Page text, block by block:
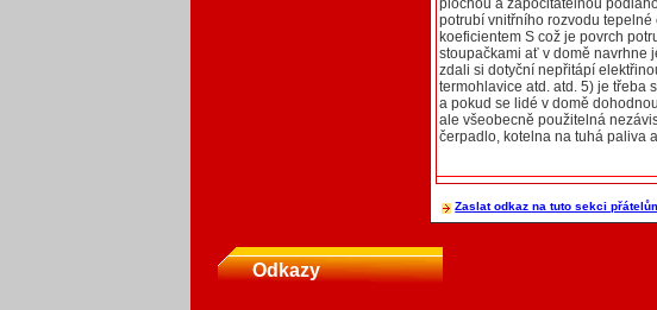
plochou a započitatelnou
potrubí vnitřního rozvodu
koeficientem S což je povrch
stoupačkami ať v domě navrhne
zdali si dotyční nepřitápí
termohlavice atd. atd. 5) je třeba
a pokud se lidé v domě
ale všeobecně použitelná
čerpadlo, kotelna na tuhá paliva
Zaslat odkaz na tuto sekci
Odkazy